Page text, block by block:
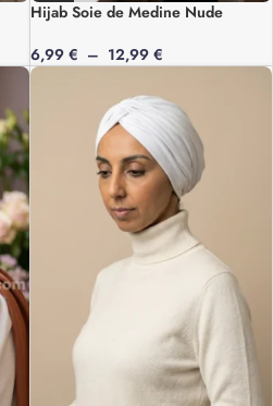
Hijab Soie de Medine Nude
6,99 € – 12,99 €